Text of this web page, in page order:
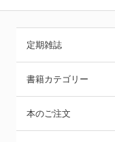
定期雑誌
書籍カテゴリー
本のご注文